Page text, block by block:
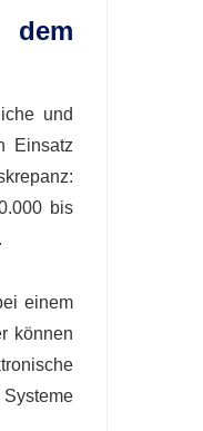
dem
und
Einsatz
bis
einem
können